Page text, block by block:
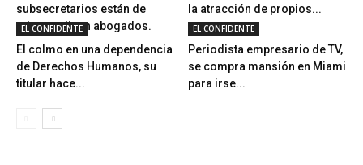
subsecretarios están de
adorno, dicen abogados.
la atracción de propios...
EL CONFIDENTE
El colmo en una dependencia
de Derechos Humanos, su
titular hace...
EL CONFIDENTE
Periodista empresario de TV,
se compra mansión en Miami
para irse...